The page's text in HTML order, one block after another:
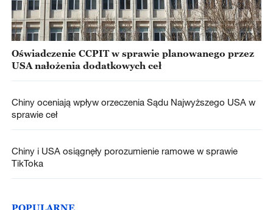
Oświadczenie CCPIT w sprawie planowanego przez
USA nałożenia dodatkowych ceł
Chiny oceniają wpływ orzeczenia Sądu Najwyższego USA w
sprawie ceł
Chiny i USA osiągnęły porozumienie ramowe w sprawie
TikToka
POPULARNE